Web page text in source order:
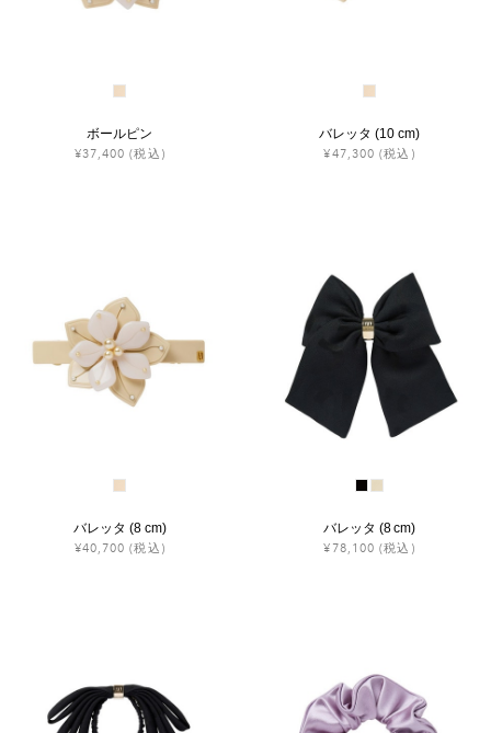
ボールピン
¥37,400 (税込)
バレッタ (10 cm)
¥47,300 (税込)
バレッタ (8 cm)
¥40,700 (税込)
バレッタ (8 cm)
¥78,100 (税込)